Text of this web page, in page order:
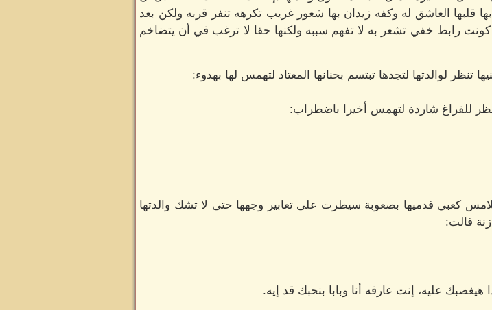
قلبها العاشق له وكفه زيدان بها شعور غريب تكرهه تنفر قربه ولكن بعد
رابط خفي تشعر به لا تفهم سببه ولكنها حقا لا ترغب في أن يتضاخم
تنظر لوالدتها لتجدها تبتسم بحنانها المعتاد لتهمس لها بهدوء:
للفراغ شاردة لتهمس أخيرا باضطراب:
كعبي قدميها بصعوبة سيطرت على تعابير وجهها حتى لا تشك والدتها
قالت:
عليه، إنت عارفه أنا وبابا بنحبك قد إيه.